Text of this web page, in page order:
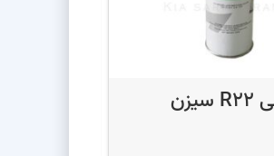
گاز 1 کیلویی R22 سیزن